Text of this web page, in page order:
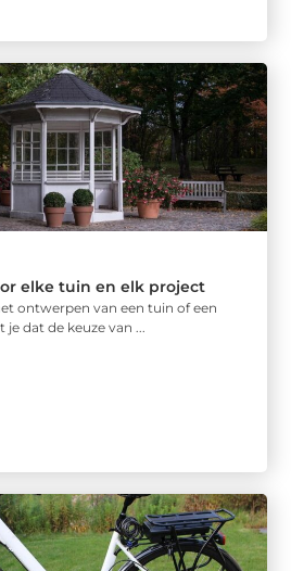
elke tuin en elk project
ontwerpen van een tuin of een
dat de keuze van ...